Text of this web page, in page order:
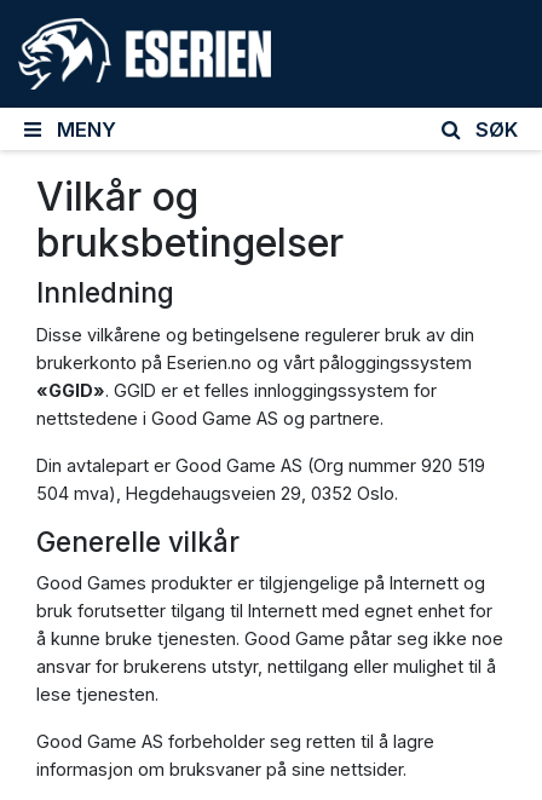
MENY SØK
Vilkår og
bruksbetingelser
Innledning
Disse vilkårene og betingelsene regulerer bruk av din
brukerkonto på Eserien.no og vårt påloggingssystem
«GGID». GGID er et felles innloggingssystem for
nettstedene i Good Game AS og partnere.
Din avtalepart er Good Game AS (Org nummer 920 519
504 mva), Hegdehaugsveien 29, 0352 Oslo.
Generelle vilkår
Good Games produkter er tilgjengelige på Internett og
bruk forutsetter tilgang til Internett med egnet enhet for
å kunne bruke tjenesten. Good Game påtar seg ikke noe
ansvar for brukerens utstyr, nettilgang eller mulighet til å
lese tjenesten.
Good Game AS forbeholder seg retten til å lagre
informasjon om bruksvaner på sine nettsider.